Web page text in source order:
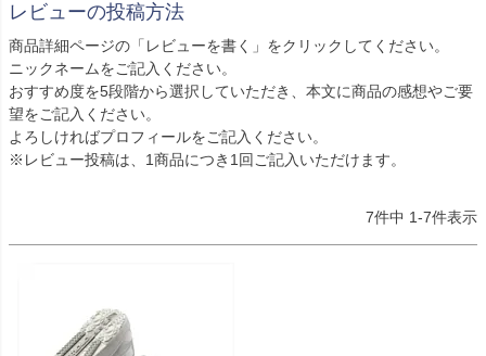
レビューの投稿方法
商品詳細ページの「レビューを書く」をクリックしてください。
ニックネームをご記入ください。
おすすめ度を5段階から選択していただき、本文に商品の感想やご要
望をご記入ください。
よろしければプロフィールをご記入ください。
※レビュー投稿は、1商品につき1回ご記入いただけます。
7件中 1-7件表示